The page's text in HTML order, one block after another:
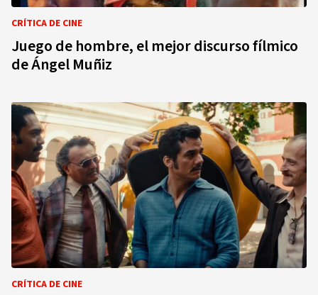
CRÍTICA DE CINE
Juego de hombre, el mejor discurso fílmico
de Ángel Muñiz
CRÍTICA DE CINE